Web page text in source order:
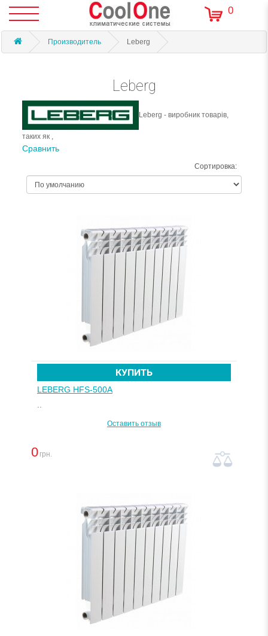
0
Производитель Leberg
Leberg
Leberg - виробник товарів,
таких як ,
Сравнить
Сортировка:
КУПИТЬ
LEBERG HFS-500A
Оставить отзыв
0 грн.